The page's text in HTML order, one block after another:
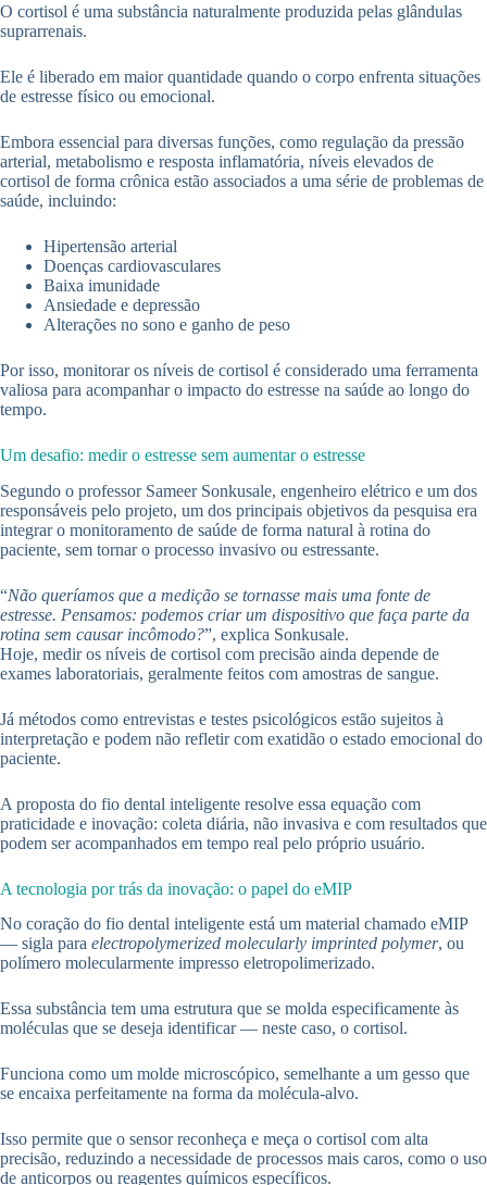
O cortisol é uma substância naturalmente produzida pelas glândulas
suprarrenais.
Ele é liberado em maior quantidade quando o corpo enfrenta situações
de estresse físico ou emocional.
Embora essencial para diversas funções, como regulação da pressão
arterial, metabolismo e resposta inflamatória, níveis elevados de
cortisol de forma crônica estão associados a uma série de problemas de
saúde, incluindo:
Hipertensão arterial
Doenças cardiovasculares
Baixa imunidade
Ansiedade e depressão
Alterações no sono e ganho de peso
Por isso, monitorar os níveis de cortisol é considerado uma ferramenta
valiosa para acompanhar o impacto do estresse na saúde ao longo do
tempo.
Um desafio: medir o estresse sem aumentar o estresse
Segundo o professor Sameer Sonkusale, engenheiro elétrico e um dos
responsáveis pelo projeto, um dos principais objetivos da pesquisa era
integrar o monitoramento de saúde de forma natural à rotina do
paciente, sem tornar o processo invasivo ou estressante.
“Não queríamos que a medição se tornasse mais uma fonte de
estresse. Pensamos: podemos criar um dispositivo que faça parte da
rotina sem causar incômodo?”, explica Sonkusale.
Hoje, medir os níveis de cortisol com precisão ainda depende de
exames laboratoriais, geralmente feitos com amostras de sangue.
Já métodos como entrevistas e testes psicológicos estão sujeitos à
interpretação e podem não refletir com exatidão o estado emocional do
paciente.
A proposta do fio dental inteligente resolve essa equação com
praticidade e inovação: coleta diária, não invasiva e com resultados que
podem ser acompanhados em tempo real pelo próprio usuário.
A tecnologia por trás da inovação: o papel do eMIP
No coração do fio dental inteligente está um material chamado eMIP
— sigla para electropolymerized molecularly imprinted polymer, ou
polímero molecularmente impresso eletropolimerizado.
Essa substância tem uma estrutura que se molda especificamente às
moléculas que se deseja identificar — neste caso, o cortisol.
Funciona como um molde microscópico, semelhante a um gesso que
se encaixa perfeitamente na forma da molécula-alvo.
Isso permite que o sensor reconheça e meça o cortisol com alta
precisão, reduzindo a necessidade de processos mais caros, como o uso
de anticorpos ou reagentes químicos específicos.